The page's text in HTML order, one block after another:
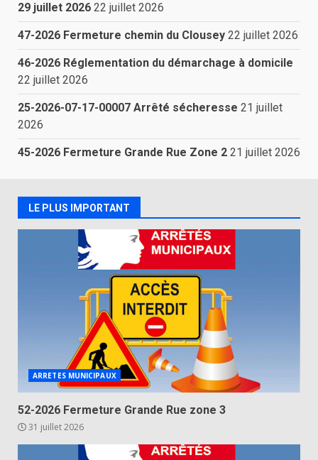
29 juillet 2026 22 juillet 2026
47-2026 Fermeture chemin du Clousey 22 juillet 2026
46-2026 Réglementation du démarchage à domicile
22 juillet 2026
25-2026-07-17-00007 Arrêté sécheresse 21 juillet
2026
45-2026 Fermeture Grande Rue Zone 2 21 juillet 2026
LE PLUS IMPORTANT
ARRETES MUNICIPAUX
52-2026 Fermeture Grande Rue zone 3
31 juillet 2026